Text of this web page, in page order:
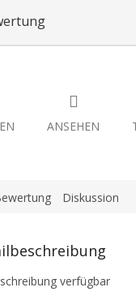
ANSEHEN
Diskussion
verfügbar